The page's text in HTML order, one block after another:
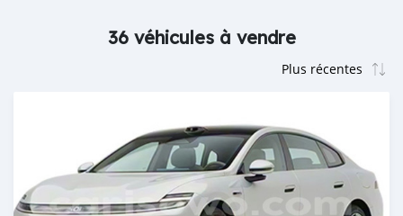
36 véhicules à vendre